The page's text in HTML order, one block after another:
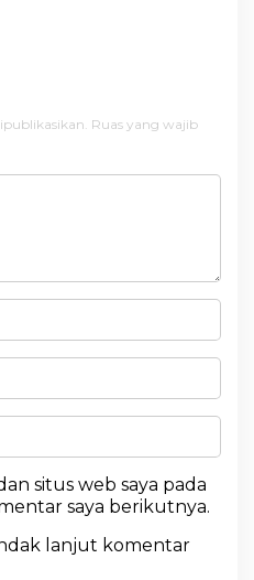
Ruas yang wajib
situs web saya pada
saya berikutnya.
lanjut komentar